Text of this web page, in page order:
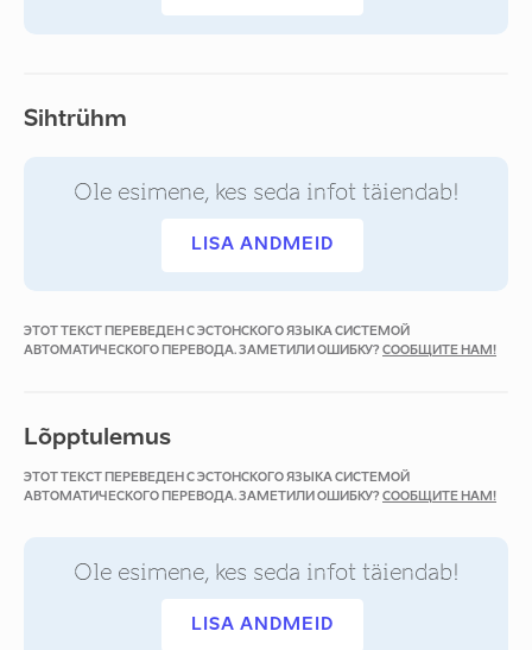
Sihtrühm
Ole esimene, kes seda infot täiendab!
LISA ANDMEID
ЭТОТ ТЕКСТ ПЕРЕВЕДЕН С ЭСТОНСКОГО ЯЗЫКА СИСТЕМОЙ
АВТОМАТИЧЕСКОГО ПЕРЕВОДА. ЗАМЕТИЛИ ОШИБКУ? СООБЩИТЕ НАМ!
Lõpptulemus
ЭТОТ ТЕКСТ ПЕРЕВЕДЕН С ЭСТОНСКОГО ЯЗЫКА СИСТЕМОЙ
АВТОМАТИЧЕСКОГО ПЕРЕВОДА. ЗАМЕТИЛИ ОШИБКУ? СООБЩИТЕ НАМ!
Ole esimene, kes seda infot täiendab!
LISA ANDMEID